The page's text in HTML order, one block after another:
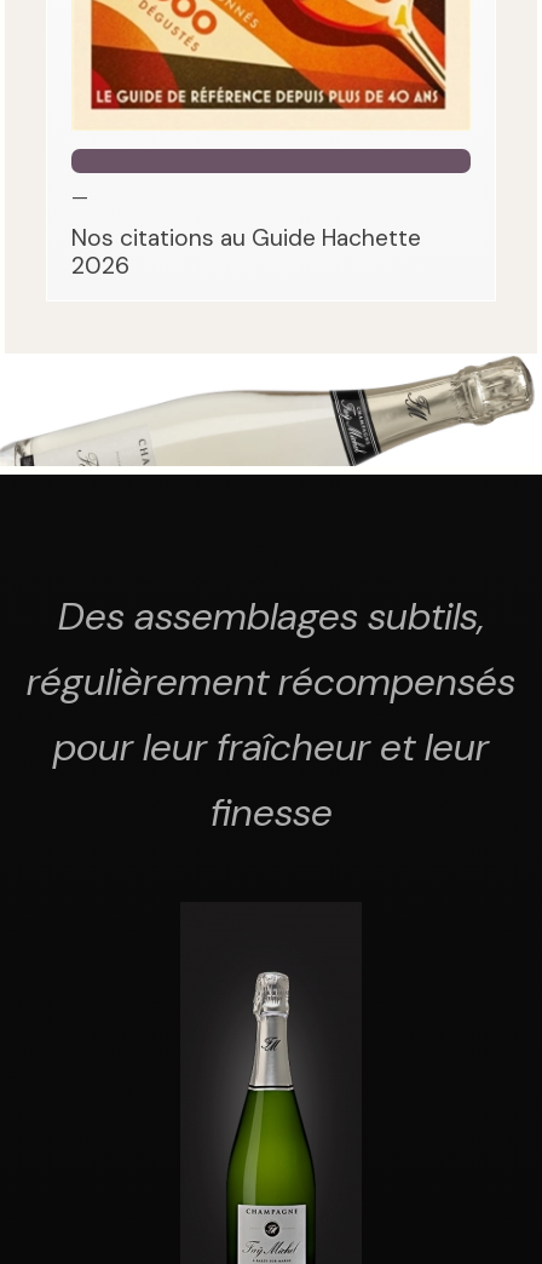
—
Nos citations au Guide Hachette
2026
Des assemblages subtils,
régulièrement récompensés
pour leur fraîcheur et leur
finesse